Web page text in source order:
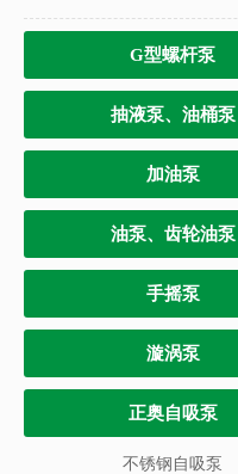
G型螺杆泵
抽液泵、油桶泵
加油泵
油泵、齿轮油泵
手摇泵
漩涡泵
正奥自吸泵
不锈钢自吸泵